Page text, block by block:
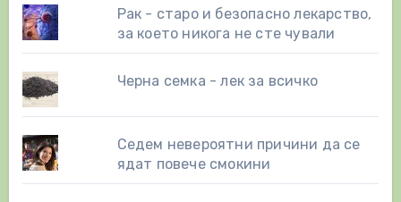
Рак - старо и безопасно лекарство,
за което никога не сте чували
Черна семка - лек за всичко
Седем невероятни причини да се
ядат повече смокини